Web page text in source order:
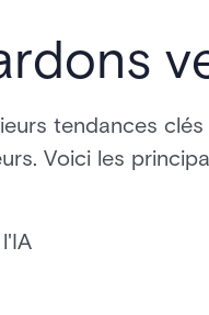
tendances
Voici les